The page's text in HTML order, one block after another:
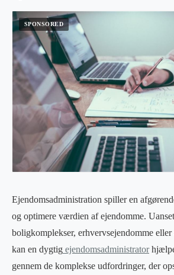
Ejendomsadministration spiller en
og optimere værdien af ejendomme.
boligkomplekser, erhvervsejendomme
kan en dygtig ejendomsadministrator
gennem de komplekse udfordringer, der